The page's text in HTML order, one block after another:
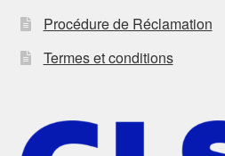
Procédure de Réclamation
Termes et conditions